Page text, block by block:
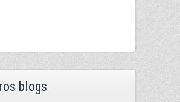
blogs